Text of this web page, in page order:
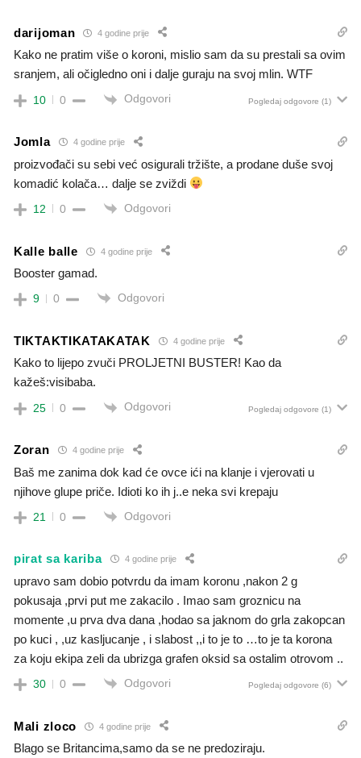
darijoman 4 godine prije
Kako ne pratim više o koroni, mislio sam da su prestali sa ovim
sranjem, ali očigledno oni i dalje guraju na svoj mlin. WTF
10 0 Odgovori Pogledaj odgovore (1)
Jomla 4 godine prije
proizvođači su sebi već osigurali tržište, a prodane duše svoj
komadić kolača… dalje se zviždi
12 0 Odgovori
Kalle balle 4 godine prije
Booster gamad.
9 0 Odgovori
TIKTAKTIKATAKATAK 4 godine prije
Kako to lijepo zvuči PROLJETNI BUSTER! Kao da
kažeš:visibaba.
25 0 Odgovori Pogledaj odgovore (1)
Zoran 4 godine prije
Baš me zanima dok kad će ovce ići na klanje i vjerovati u
njihove glupe priče. Idioti ko ih j..e neka svi krepaju
21 0 Odgovori
pirat sa kariba 4 godine prije
upravo sam dobio potvrdu da imam koronu ,nakon 2 g
pokusaja ,prvi put me zakacilo . Imao sam groznicu na
momente ,u prva dva dana ,hodao sa jaknom do grla zakopcan
po kuci , ,uz kasljucanje , i slabost ,,i to je to …to je ta korona
za koju ekipa zeli da ubrizga grafen oksid sa ostalim otrovom ..
30 0 Odgovori Pogledaj odgovore (6)
Mali zloco 4 godine prije
Blago se Britancima,samo da se ne predoziraju.